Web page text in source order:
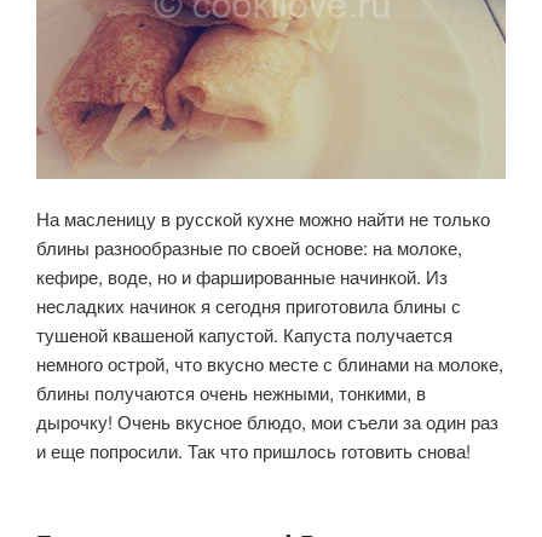
На масленицу в русской кухне можно найти не только
блины разнообразные по своей основе: на молоке,
кефире, воде, но и фаршированные начинкой. Из
несладких начинок я сегодня приготовила блины с
тушеной квашеной капустой. Капуста получается
немного острой, что вкусно месте с блинами на молоке,
блины получаются очень нежными, тонкими, в
дырочку! Очень вкусное блюдо, мои съели за один раз
и еще попросили. Так что пришлось готовить снова!